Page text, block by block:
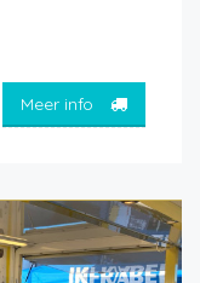
Meer info